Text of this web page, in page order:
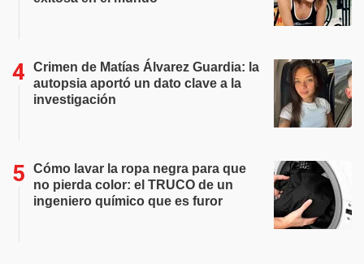
Crimen de Matías Álvarez Guardia: la
autopsia aportó un dato clave a la
investigación
Cómo lavar la ropa negra para que
no pierda color: el TRUCO de un
ingeniero químico que es furor